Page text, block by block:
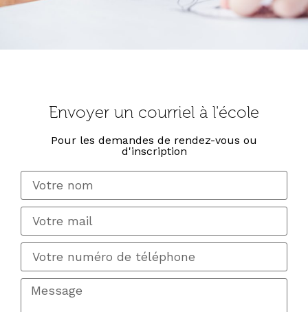
Envoyer un courriel à l'école
Pour les demandes de rendez-vous ou
d'inscription